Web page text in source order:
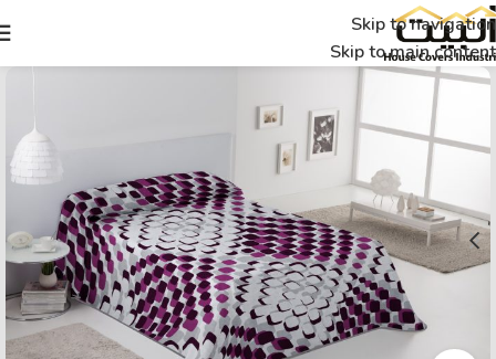
Skip to navigation
Skip to main content